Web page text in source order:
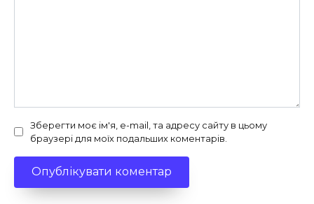
Зберегти моє ім'я, e-mail, та адресу сайту в цьому
браузері для моїх подальших коментарів.